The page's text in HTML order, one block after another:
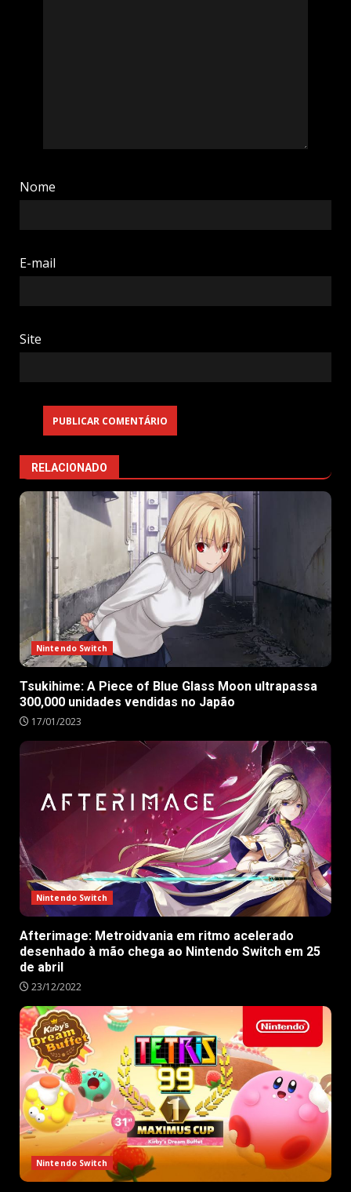
Nome
E-mail
Site
RELACIONADO
Nintendo Switch
Tsukihime: A Piece of Blue Glass Moon ultrapassa
300,000 unidades vendidas no Japão
17/01/2023
Nintendo Switch
Afterimage: Metroidvania em ritmo acelerado
desenhado à mão chega ao Nintendo Switch em 25
de abril
23/12/2022
Nintendo Switch